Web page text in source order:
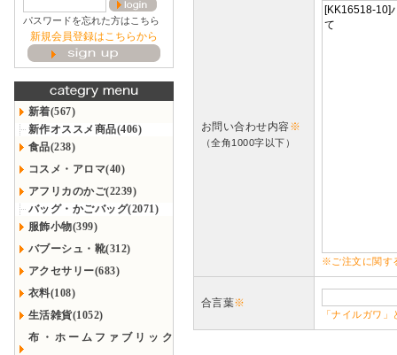
パスワードを忘れた方はこちら
新規会員登録はこちらから
新着(567)
新作オススメ商品(406)
食品(238)
コスメ・アロマ(40)
アフリカのかご(2239)
バッグ・かごバッグ(2071)
服飾小物(399)
バブーシュ・靴(312)
アクセサリー(683)
衣料(108)
生活雑貨(1052)
布・ホームファブリック
お問い合わせ内容※
（全角1000字以下）
※ご注文に関す
合言葉※
「ナイルガワ